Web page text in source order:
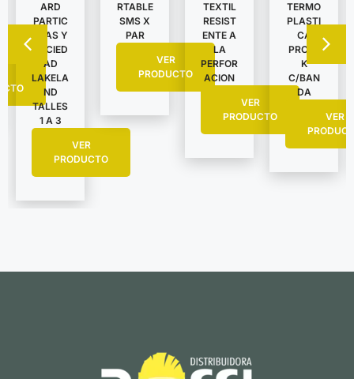
ARD
PARTIC
ULAS Y
SUCIED
AD
LAKELA
ND
TALLES
1 A 3
VER
PRODUCTO
RTABLE
SMS X
PAR
VER
PRODUCTO
TEXTIL
RESIST
ENTE A
LA
PERFOR
ACION
VER
PRODUCTO
TERMO
PLASTI
CA
PROTE
K
C/BAN
DA
VER